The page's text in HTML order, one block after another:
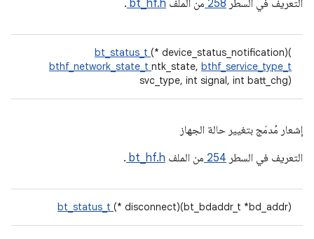
التعريف في السطر 258 من الملف bt_hf.h
.
bt_status_t (* device_status_notification)(
bthf_network_state_t ntk_state, bthf_service_type_t
svc_type, int signal, int batt_chg)
إشعار مُدمَج بتغيير حالة الجهاز
التعريف في السطر 254 من الملف bt_hf.h
.
bt_status_t (* disconnect)(bt_bdaddr_t *bd_addr)